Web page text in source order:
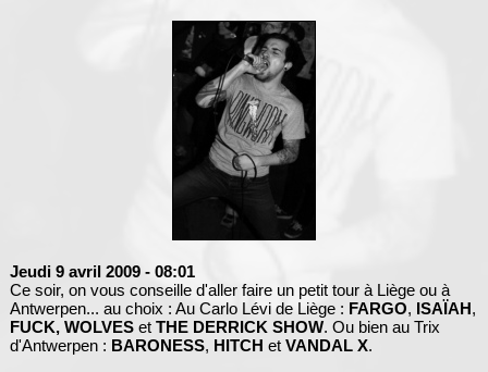
Jeudi 9 avril 2009 - 08:01
Ce soir, on vous conseille d'aller faire un petit tour à Liège ou à
Antwerpen... au choix : Au Carlo Lévi de Liège : FARGO, ISAÏAH,
FUCK, WOLVESet THE DERRICK SHOW. Ou bien au Trix
d'Antwerpen : BARONESS, HITCH et VANDAL X.